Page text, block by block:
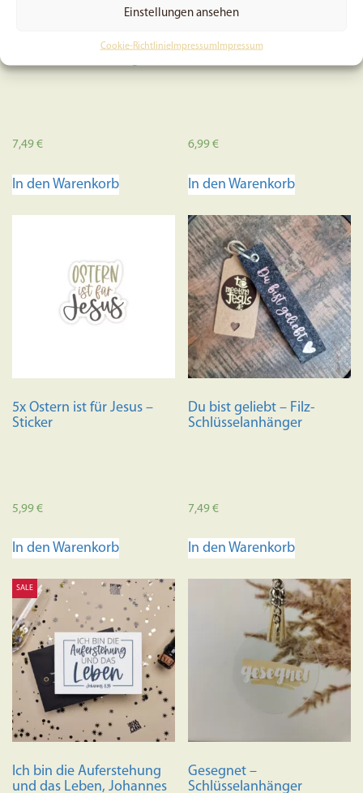
Einstellungen ansehen
Cookie-RichtlinieImpressum Impressum
Ein Meisterwerk Gottes –
7,49€
In den Warenkorb
5x Psalm 46, 2 – Sticker
6,99€
In den Warenkorb
5x Ostern ist für Jesus –
Sticker
5,99€
In den Warenkorb
Du bist geliebt – Filz-
Schlüsselanhänger
7,49€
In den Warenkorb
SALE
Ich bin die Auferstehung
und das Leben, Johannes
Gesegnet –
Schlüsselanhänger